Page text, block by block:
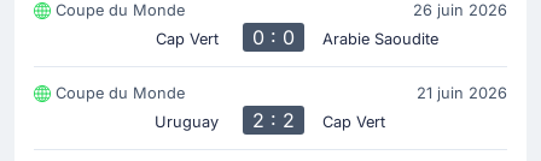
Coupe du Monde
26 juin 2026
Cap Vert
0 : 0 Arabie Saoudite
Coupe du Monde
21 juin 2026
Uruguay
2 : 2 Cap Vert